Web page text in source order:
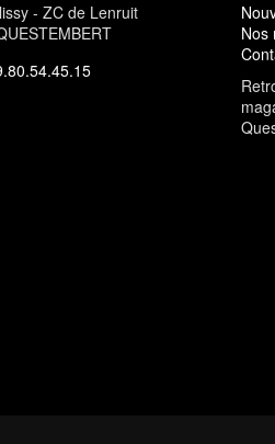
- ZC de Lenruit
Nos